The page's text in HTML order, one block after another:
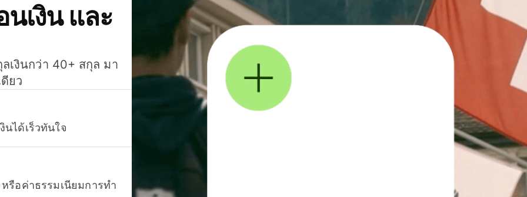
เงิน และ
เงินกว่า 40+ สกุล มา
ยว
นได้เร็วทันใจ
รือค่าธรรมเนียมการทำ